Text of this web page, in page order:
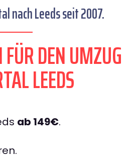
nach Leeds seit 2007.
DEN UMZUG
LEEDS
ab 149€.